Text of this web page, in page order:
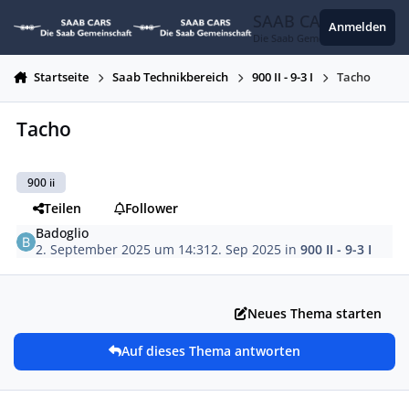
SAAB CARS
Die Saab Gemeinschaft
Anmelden
Startseite Saab Technikbereich 900 II - 9-3 I Tacho
Tacho
900 ii
Teilen
Follower
Badoglio
2. September 2025 um 14:312. Sep 2025 in900 II - 9-3 I
Neues Thema starten
Auf dieses Thema antworten